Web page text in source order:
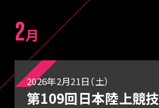
2月
2026年2月21日（土）
第109回日本陸上競